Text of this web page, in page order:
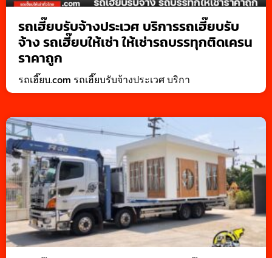
รถเฮี๊ยบรับจ้างประเวศ บริการรถเฮี๊ยบรับ
จ้าง รถเฮี๊ยบให้เช่า ให้เช่ารถบรรทุกติดเครน
ราคาถูก
รถเฮี๊ยบ.com รถเฮี๊ยบรับจ้างประเวศ บริกา